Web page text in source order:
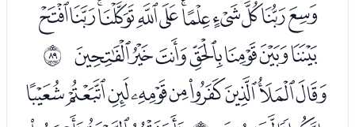
ﮄﮅﮆﮇﮈﮉﮊﮋﮌﮍﮎﮏ
ﮐﮑﮒﮓﮔﮕﮖ ﱘ
ﮘﮙﮚﮛﮜﮝﮞﮟﮠ